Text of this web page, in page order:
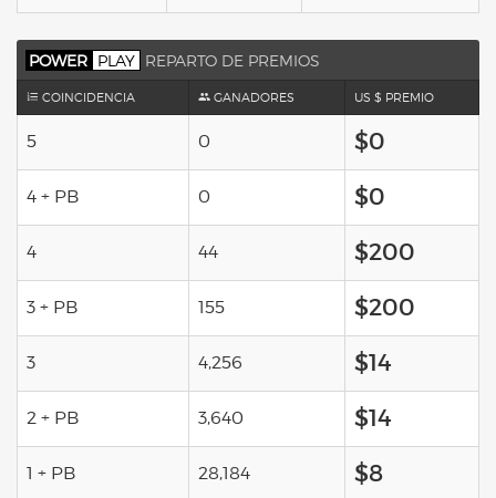
POWER PLAY REPARTO DE PREMIOS
COINCIDENCIA GANADORES US $ PREMIO
5 0 $0
4 + PB 0 $0
4 44 $200
3 + PB 155 $200
3 4,256 $14
2 + PB 3,640 $14
1 + PB 28,184 $8